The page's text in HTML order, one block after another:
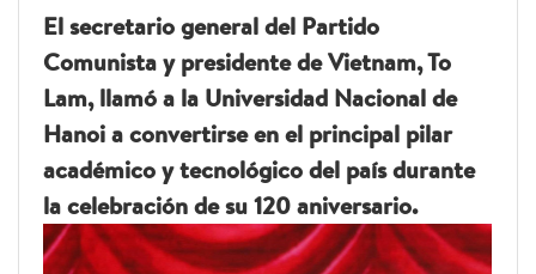
El secretario general del Partido
Comunista y presidente de Vietnam, To
Lam, llamó a la Universidad Nacional de
Hanoi a convertirse en el principal pilar
académico y tecnológico del país durante
la celebración de su 120 aniversario.